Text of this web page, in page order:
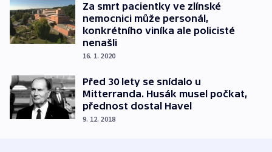
Za smrt pacientky ve zlínské
nemocnici může personál,
konkrétního viníka ale policisté
nenašli
16. 1. 2020
Před 30 lety se snídalo u
Mitterranda. Husák musel počkat,
přednost dostal Havel
9. 12. 2018